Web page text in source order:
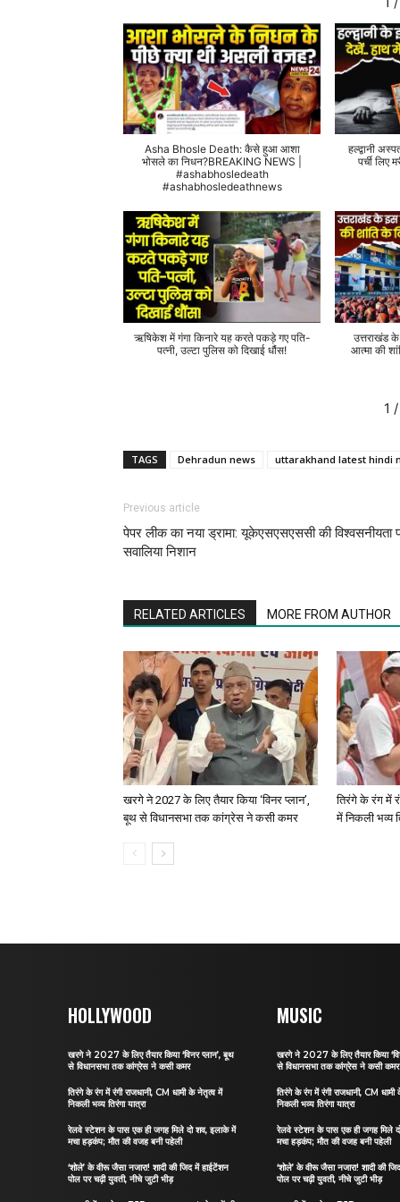
Asha Bhosle Death: कैसे हुआ आशा
भोसले का निधन?BREAKING NEWS |
#ashabhosledeath
#ashabhosledeathnews
हल्द्वानी
पर्ची
ऋषिकेश में गंगा किनारे यह करते पकड़े गए पति-
पत्नी, उल्टा पुलिस को दिखाई धौंस!
उत्तराखंड
आत्मा की
1 /
TAGS Dehradun news uttarakhand latest hindi
Previous article
पेपर लीक का नया ड्रामा: यूकेएसएसएससी की विश्वसनीयता
सवालिया निशान
RELATED ARTICLES MORE FROM AUTHOR
खरगे ने 2027 के लिए तैयार किया ‘विनर प्लान’,
बूथ से विधानसभा तक कांग्रेस ने कसी कमर
तिरंगे के रंग में
में निकली भव्य
HOLLYWOOD
खरगे ने 2027 के लिए तैयार किया ‘विनर प्लान’, बूथ
से विधानसभा तक कांग्रेस ने कसी कमर
तिरंगे के रंग में रंगी राजधानी, CM धामी के नेतृत्व में
निकली भव्य तिरंगा यात्रा
रेलवे स्टेशन के पास एक ही जगह मिले दो शव, इलाके में
मचा हड़कंप; मौत की वजह बनी पहेली
‘शोले’ के वीरू जैसा नजारा! शादी की जिद में हाईटेंशन
पोल पर चढ़ी युवती, नीचे जुटी भीड़
MUSIC
खरगे ने 2027 के लिए तैयार किया
से विधानसभा तक कांग्रेस ने कसी कमर
तिरंगे के रंग में रंगी राजधानी, CM
निकली भव्य तिरंगा यात्रा
रेलवे स्टेशन के पास एक ही जगह मिले
मचा हड़कंप; मौत की वजह बनी पहेली
‘शोले’ के वीरू जैसा नजारा! शादी की
पोल पर चढ़ी युवती, नीचे जुटी भीड़